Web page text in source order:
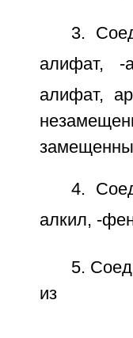
3.
алифат, -
алифат,
4.
алкил, -
5.
из